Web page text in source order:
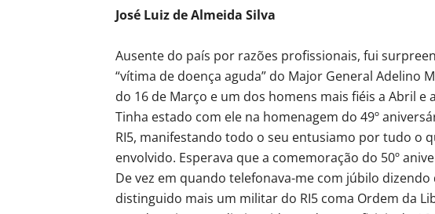
José Luiz de Almeida Silva
Ausente do país por razões profissionais, fui
“vítima de doença aguda” do Major General Adelino
do 16 de Março e um dos homens mais fiéis a Abril e
Tinha estado com ele na homenagem do 49º
RI5, manifestando todo o seu entusiamo por tudo o
envolvido. Esperava que a comemoração do 50º
De vez em quando telefonava-me com júbilo
distinguido mais um militar do RI5 coma Ordem da